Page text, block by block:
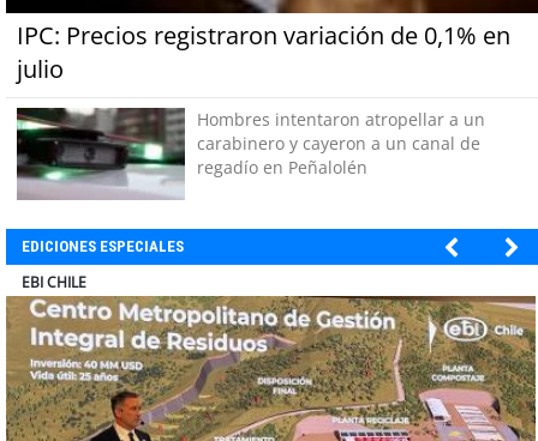
IPC: Precios registraron variación de 0,1% en
julio
Hombres intentaron atropellar a un
carabinero y cayeron a un canal de
regadío en Peñalolén
EDICIONES ESPECIALES
SOPRAVAL